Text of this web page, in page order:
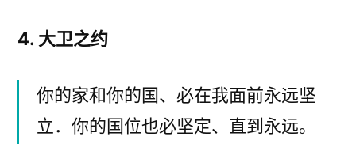
4. 大卫之约
你的家和你的国、必在我面前永远坚
立．你的国位也必坚定、直到永远。